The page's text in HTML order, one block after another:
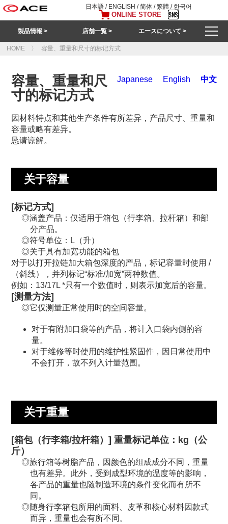
日本語 / ENGLISH /简体 /繁體 / 한국어
ONLINE STORE
製品情報 > 店舗一覧 > エースについて >
HOME 容量、重量和尺寸的标记方式
Japanese English 中文
容量、重量和尺
寸的标记方式
因材料特点和其他生产条件有所差异，产品尺寸、重量和
容量或略有差异。
恳请谅解。
关于容量
[标记方式]
涵盖产品：仅适用于箱包（行李箱、拉杆箱）和部
分产品。
符号单位：L（升）
关于具有加宽功能的箱包
对于以打开拉链加大箱包深度的产品，标记容量时使用 /
（斜线），并列标记“标准/加宽”两种数值。
例如：13/17L *只有一个数值时，则表示加宽后的容量。
[测量方法]
它仅测量正常使用时的空间容量。
对于有附加口袋等的产品，将计入口袋内侧的容
量。
对于维修等时使用的维护性紧固件，因日常使用中
不会打开，故不列入计量范围。
关于重量
[箱包（行李箱/拉杆箱）] 重量标记单位：kg（公
斤）
旅行箱等树脂产品，因颜色的组成成分不同，重量
也有差异。此外，受到成型环境的温度等的影响，
各产品的重量也随制造环境的条件变化而有所不
同。
随身行李箱包所用的面料、皮革和核心材料因款式
而异，重量也会有所不同。